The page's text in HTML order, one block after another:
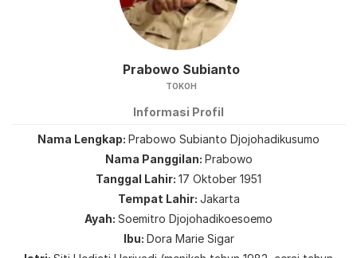
Prabowo Subianto
TOKOH
Informasi Profil
Nama Lengkap Prabowo Subianto Djojohadikusumo
Nama Panggilan Prabowo
Tanggal Lahir 17 Oktober 1951
Tempat Lahir Jakarta
Ayah Soemitro Djojohadikoesoemo
Ibu Dora Marie Sigar